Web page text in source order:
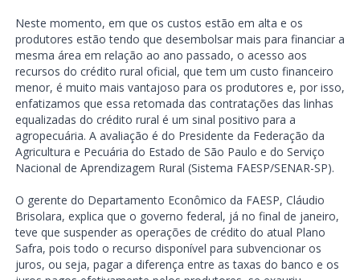
Neste momento, em que os custos estão em alta e os
produtores estão tendo que desembolsar mais para financiar a
mesma área em relação ao ano passado, o acesso aos
recursos do crédito rural oficial, que tem um custo financeiro
menor, é muito mais vantajoso para os produtores e, por isso,
enfatizamos que essa retomada das contratações das linhas
equalizadas do crédito rural é um sinal positivo para a
agropecuária. A avaliação é do Presidente da Federação da
Agricultura e Pecuária do Estado de São Paulo e do Serviço
Nacional de Aprendizagem Rural (Sistema FAESP/SENAR-SP).
O gerente do Departamento Econômico da FAESP, Cláudio
Brisolara, explica que o governo federal, já no final de janeiro,
teve que suspender as operações de crédito do atual Plano
Safra, pois todo o recurso disponível para subvencionar os
juros, ou seja, pagar a diferença entre as taxas do banco e os